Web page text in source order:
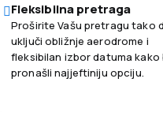
Fleksibilna pretraga
Proširite Vašu pretragu tako
uključi obližnje aerodrome i
fleksibilan izbor datuma kako
pronašli najjeftiniju opciju.